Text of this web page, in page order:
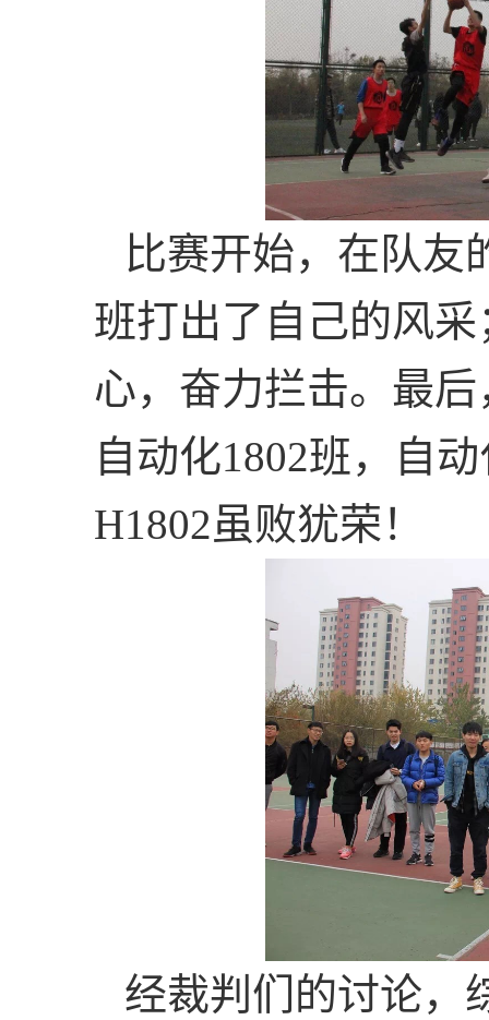
比赛开始，在队友
班打出了自己的风
心，奋力拦击。最后
自动化1802班，自动
H1802虽败犹荣！
经裁判们的讨论，